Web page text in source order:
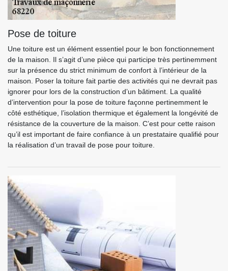
Pose de toiture
Une toiture est un élément essentiel pour le bon fonctionnement
de la maison. Il s’agit d’une pièce qui participe très pertinemment
sur la présence du strict minimum de confort à l’intérieur de la
maison. Poser la toiture fait partie des activités qui ne devrait pas
ignorer pour lors de la construction d’un bâtiment. La qualité
d’intervention pour la pose de toiture façonne pertinemment le
côté esthétique, l’isolation thermique et également la longévité de
résistance de la couverture de la maison. C’est pour cette raison
qu’il est important de faire confiance à un prestataire qualifié pour
la réalisation d’un travail de pose pour toiture.